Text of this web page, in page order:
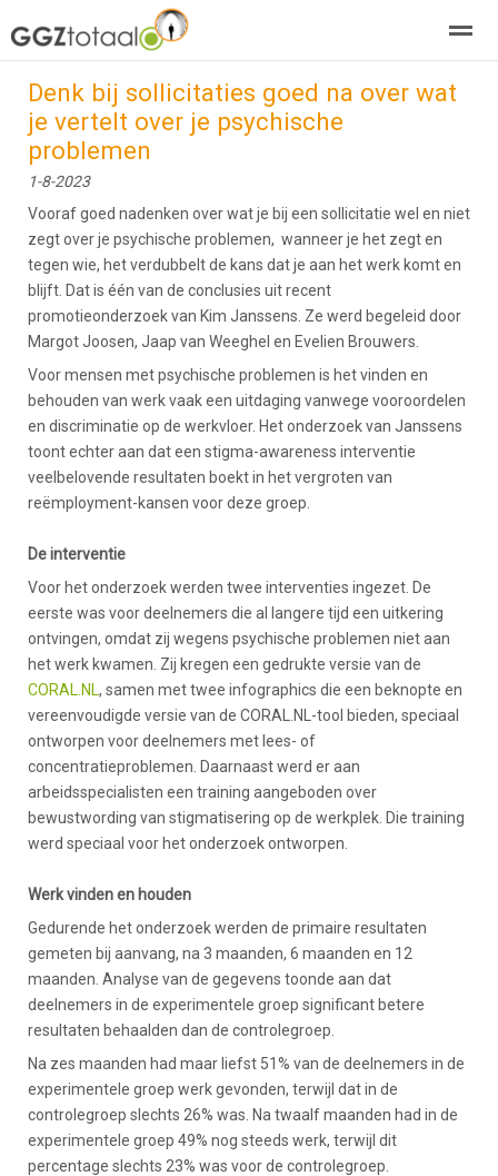
over GGZTotaal abonneren agenda adverteren E-
Home
Denk bij sollicitaties goed na over wat
je vertelt over je psychische
problemen
1-8-2023
Vooraf goed nadenken over wat je bij een sollicitatie wel en niet
zegt over je psychische problemen, wanneer je het zegt en
tegen wie, het verdubbelt de kans dat je aan het werk komt en
blijft. Dat is één van de conclusies uit recent
promotieonderzoek van Kim Janssens. Ze werd begeleid door
Margot Joosen, Jaap van Weeghel en Evelien Brouwers.
Voor mensen met psychische problemen is het vinden en
behouden van werk vaak een uitdaging vanwege vooroordelen
en discriminatie op de werkvloer. Het onderzoek van Janssens
toont echter aan dat een stigma-awareness interventie
veelbelovende resultaten boekt in het vergroten van
reëmployment-kansen voor deze groep.
De interventie
Voor het onderzoek werden twee interventies ingezet. De
eerste was voor deelnemers die al langere tijd een uitkering
ontvingen, omdat zij wegens psychische problemen niet aan
het werk kwamen. Zij kregen een gedrukte versie van de
CORAL.NL, samen met twee infographics die een beknopte en
vereenvoudigde versie van de CORAL.NL-tool bieden, speciaal
ontworpen voor deelnemers met lees- of
concentratieproblemen. Daarnaast werd er aan
arbeidsspecialisten een training aangeboden over
bewustwording van stigmatisering op de werkplek. Die training
werd speciaal voor het onderzoek ontworpen.
Werk vinden en houden
Gedurende het onderzoek werden de primaire resultaten
gemeten bij aanvang, na 3 maanden, 6 maanden en 12
maanden. Analyse van de gegevens toonde aan dat
deelnemers in de experimentele groep significant betere
resultaten behaalden dan de controlegroep.
Na zes maanden had maar liefst 51% van de deelnemers in de
experimentele groep werk gevonden, terwijl dat in de
controlegroep slechts 26% was. Na twaalf maanden had in de
experimentele groep 49% nog steeds werk, terwijl dit
percentage slechts 23% was voor de controlegroep.